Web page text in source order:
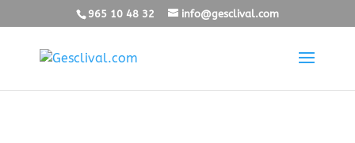
965 10 48 32 info@gesclival.com